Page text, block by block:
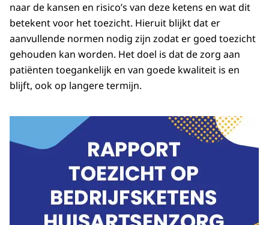
naar de kansen en risico’s van deze ketens en wat dit
betekent voor het toezicht. Hieruit blijkt dat er
aanvullende normen nodig zijn zodat er goed toezicht
gehouden kan worden. Het doel is dat de zorg aan
patiënten toegankelijk en van goede kwaliteit is en
blijft, ook op langere termijn.